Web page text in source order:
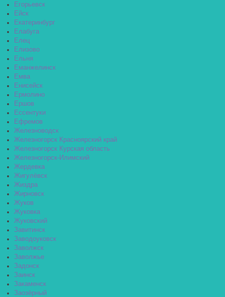
Егорьевск
Ейск
Екатеринбург
Елабуга
Елец
Елизово
Ельня
Еманжелинск
Емва
Енисейск
Ермолино
Ершов
Ессентуки
Ефремов
Железноводск
Железногорск Красноярский край
Железногорск Курская область
Железногорск-Илимский
Жердевка
Жигулёвск
Жиздра
Жирновск
Жуков
Жуковка
Жуковский
Завитинск
Заводоуковск
Заволжск
Заволжье
Задонск
Заинск
Закаменск
Заозёрный